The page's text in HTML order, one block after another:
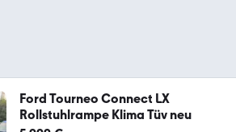
Ford Tourneo Connect LX
Rollstuhlrampe Klima Tüv neu